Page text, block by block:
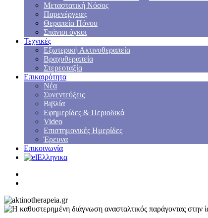
Μεταστατική Νόσος
Παρενέργειες
Θεραπεία Πόνου
Σπάνιοι όγκοι
Τεχνικές
Εξωτερική Ακτινοθεραπεία
Βραχυθεραπεία
Στερεοταξία
Επικαιρότητα
Νέα
Συνεντεύξεις
Βιβλία
Εφημερίδες & Περιοδικά
Video
Επιστημονικές Ημερίδες
Έρευνα
Επικοινωνία
Ελληνικα